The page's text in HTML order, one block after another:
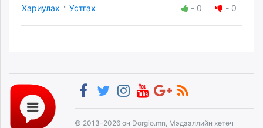
Хариулах · Устгах - 0 - 0
© 2013-2026 он Dorgio.mn, Мэдээллийн хөтөч